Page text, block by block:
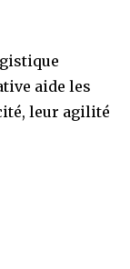
aide les
leur agilité